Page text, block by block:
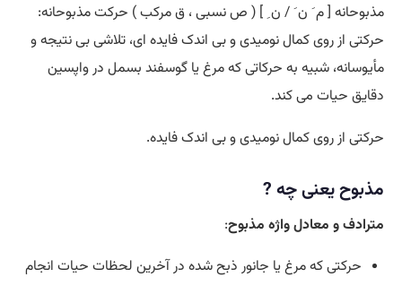
مذبوحانه [ م َ ن َ / ن ِ ] ( ص نسبی ، ق مرکب ) حرکت مذبوحانه:
حرکتی از روی کمال نومیدی و بی اندک فایده ای، تلاشی بی نتیجه و
مأیوسانه، شبیه به حرکاتی که مرغ یا گوسفند بسمل در واپسین
دقایق حیات می کند.
حرکتی از روی کمال نومیدی و بی اندک فایده.
مذبوح یعنی چه ?
مترادف و معادل واژه مذبوح:
حرکتی که مرغ یا جانور ذبح شده در آخرین لحظات حیات انجام